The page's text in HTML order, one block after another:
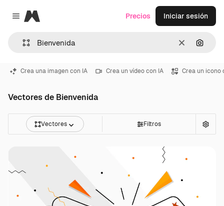
Close menu
Magnific
Borrar
Precios Iniciar sesión
Crea una imagen con IA Crea un vídeo con IA Crea un icono
Vectores de Bienvenida
Vectores Filtros